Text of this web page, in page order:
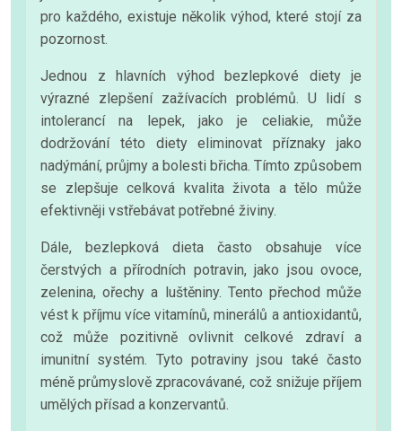
pro každého, existuje několik výhod, které stojí za
pozornost.
Jednou z hlavních výhod bezlepkové diety je
výrazné zlepšení zažívacích problémů. U lidí s
intolerancí na lepek, jako je celiakie, může
dodržování této diety eliminovat příznaky jako
nadýmání, průjmy a bolesti břicha. Tímto způsobem
se zlepšuje celková kvalita života a tělo může
efektivněji vstřebávat potřebné živiny.
Dále, bezlepková dieta často obsahuje více
čerstvých a přírodních potravin, jako jsou ovoce,
zelenina, ořechy a luštěniny. Tento přechod může
vést k příjmu více vitamínů, minerálů a antioxidantů,
což může pozitivně ovlivnit celkové zdraví a
imunitní systém. Tyto potraviny jsou také často
méně průmyslově zpracovávané, což snižuje příjem
umělých přísad a konzervantů.